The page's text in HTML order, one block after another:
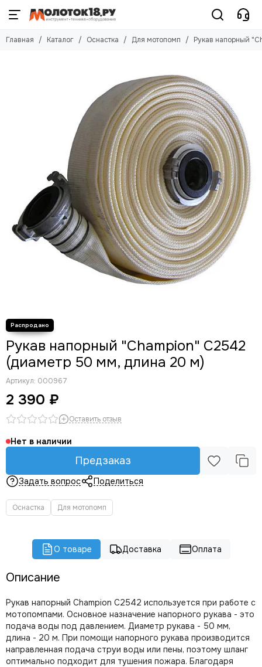
Оснастка
Для мотобуксировщиков
Для снегоуборщиков
Для моек высокого давления
Для насосов
Для сварочного оборудования
Для строительного оборудования
Для пылесосов
Для минитракторов
Для тележек
Для мотовелосипедов
Для двигателей
Для торцовочных пил
Главная Каталог Оснастка Для мотопомп Рукав напорный
Рукав напорный "Champion" C2542
(диаметр 50 мм, длина 20 м)
Артикул: 000967
2 390 ₽
Оставить отзыв
Нет в наличии
Предзаказ
Задать вопрос Поделиться
Оснастка Для мотопомп
О товаре Доставка Оплата
Описание
Рукав напорный Champion C2542 используется при работе с
мотопомпами. Основное назначение напорного рукава - это
подача воды под давлением. Диаметр рукава - 50 мм,
длина - 20 м. При помощи напорного рукава производится
направленная подача струи воды или пены, поэтому шланг
оптимально подходит для тушения пожара. Благодаря